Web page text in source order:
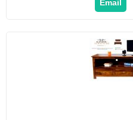
Email